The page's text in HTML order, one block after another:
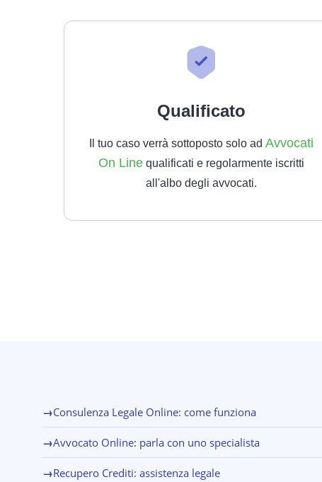
Qualificato
Il tuo caso verrà sottoposto solo ad Avvocati
On Line qualificati e regolarmente iscritti
all'albo degli avvocati.
→Consulenza Legale Online: come funziona
→Avvocato Online: parla con uno specialista
→Recupero Crediti: assistenza legale